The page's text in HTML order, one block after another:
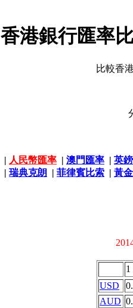
香港銀行匯率
比較香
| 人民幣匯率 | 澳門匯率 | 英
| 瑞典克朗 | 菲律賓比索 | 黃
1
USD
AUD